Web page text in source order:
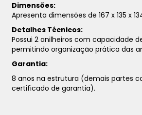
Dimensões:
Apresenta dimensões de 167 x 135 x
Detalhes Técnicos:
Possui 2 anilheiros com capacidade
permitindo organização prática das
Garantia:
8 anos na estrutura (demais partes
certificado de garantia).